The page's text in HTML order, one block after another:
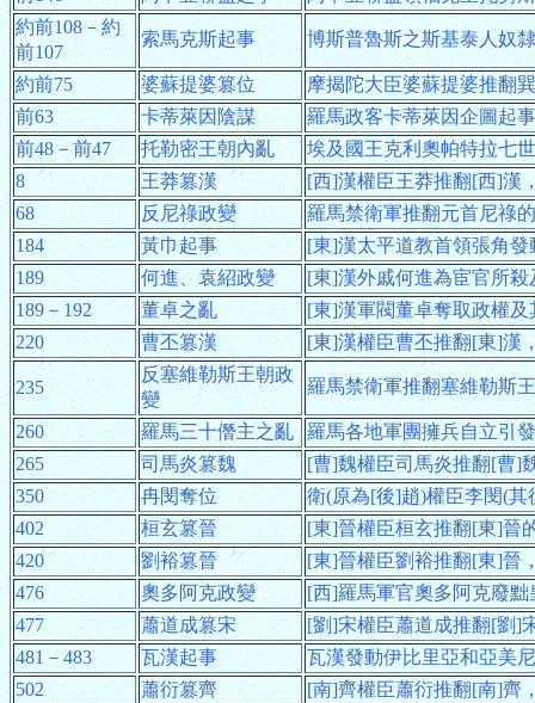
約前108－約
前107
索馬克斯起事 博斯普魯斯之斯基泰人奴
約前75 婆蘇提婆篡位
摩揭陀大臣婆蘇提婆推翻
前63
卡蒂萊因陰謀
羅馬政客卡蒂萊因企圖起
前48－前47
托勒密王朝內亂
埃及國王克利奧帕特拉七
8
王莽篡漢
[西]漢權臣王莽推翻[西]漢
68
反尼祿政變
羅馬禁衛軍推翻元首尼祿
184
黃巾起事
[東]漢太平道教首領張角發
189
何進、袁紹政變
[東]漢外戚何進為宦官所
189－192
董卓之亂
[東]漢軍閥董卓奪取政權
220
曹丕篡漢 [東]漢權臣曹丕推翻[東]漢
235
反塞維勒斯王朝政
變
羅馬禁衛軍推翻塞維勒斯
260 羅馬三十僭主之亂
羅馬各地軍團擁兵自立引
265
司馬炎篡魏
[曹]魏權臣司馬炎推翻[曹]
350
冉閔奪位
衛(原為[後]趙)權臣李閔(
402
桓玄篡晉
[東]晉權臣桓玄推翻[東]晉
420
劉裕篡晉
[東]晉權臣劉裕推翻[東]晉
476
奧多阿克政變
[西]羅馬軍官奧多阿克廢
477
蕭道成篡宋
[劉]宋權臣蕭道成推翻[劉]
481－483
瓦漢起事
瓦漢發動伊比里亞和亞美
502
蕭衍篡齊
[南]齊權臣蕭衍推翻[南]齊